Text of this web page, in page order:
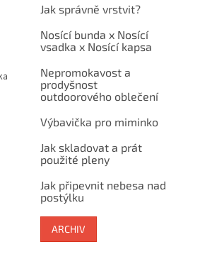
Jak správně vrstvit?
Nosící bunda x Nosící
vsadka x Nosící kapsa
Nepromokavost a
prodyšnost
outdoorového oblečení
Výbavička pro miminko
Jak skladovat a prát
použité pleny
Jak připevnit nebesa nad
postýlku
ARCHIV